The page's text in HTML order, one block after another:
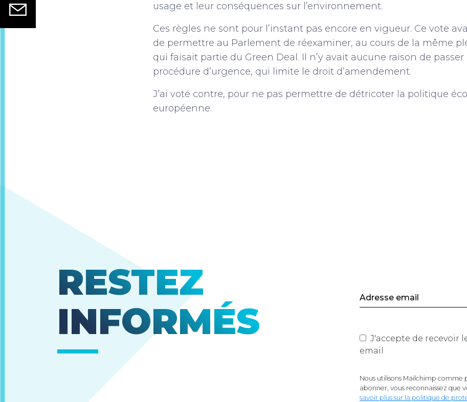
usage et leur conséquences sur l’environnement.
Ces règles ne sont pour l’instant pas encore en vigueur. Ce vote
de permettre au Parlement de réexaminer, au cours de la même
qui faisait partie du Green Deal. Il n’y avait aucune raison de
procédure d’urgence, qui limite le droit d’amendement.
J’ai voté contre, pour ne pas permettre de détricoter la politique
européenne.
RESTEZ
INFORMÉS
J'accepte de recevoir les actualités du site de Manon
email
Nous utilisons Mailchimp comme
abonner, vous reconnaissez que
savoir plus sur la politique de